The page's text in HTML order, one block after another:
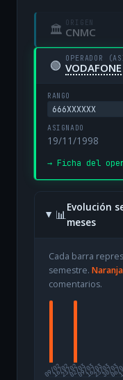
🏛 ORIGEN
CNMC
🟢 OPERADOR
RANGO
666XXXXXX
ASIGNADO
19/11/1998
→ Ficha del
📊
Evolución
meses
Cada barra
semestre. Naranja
comentarios.
09/02
16/0223/0202/0309/0316/0323/0330/03
06/